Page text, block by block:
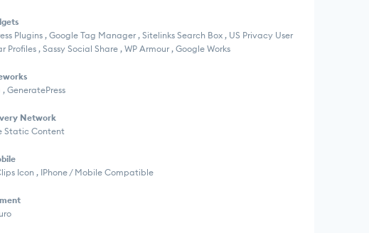
Plugins , Google Tag Manager , Sitelinks Search Box , US Privacy User
, Sassy Social Share , WP Armour , Google Works
GeneratePress
Network
Static Content
Icon , IPhone / Mobile Compatible